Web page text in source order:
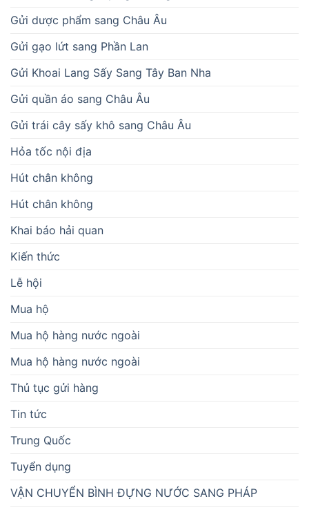
Gửi dược phẩm sang Châu Âu
Gửi gạo lứt sang Phần Lan
Gửi Khoai Lang Sấy Sang Tây Ban Nha
Gửi quần áo sang Châu Âu
Gửi trái cây sấy khô sang Châu Âu
Hỏa tốc nội địa
Hút chân không
Hút chân không
Khai báo hải quan
Kiến thức
Lễ hội
Mua hộ
Mua hộ hàng nước ngoài
Mua hộ hàng nước ngoài
Thủ tục gửi hàng
Tin tức
Trung Quốc
Tuyển dụng
VẬN CHUYỂN BÌNH ĐỰNG NƯỚC SANG PHÁP